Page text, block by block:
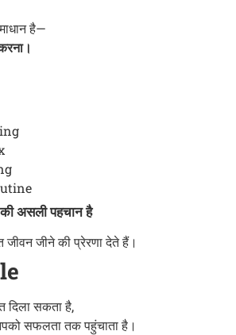
है—
असली पहचान है
जीवन जीने की प्रेरणा देते हैं।
सकता है,
सफलता तक पहुंचाता है।